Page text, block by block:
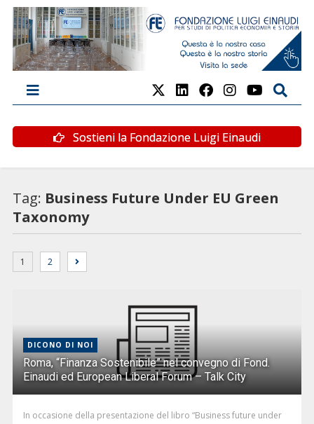
Sostieni la Fondazione Luigi Einaudi
Tag: Business Future Under EU Green
Taxonomy
1 2
DICONO DI NOI
Roma, “Finanza Sostenibile” nel convegno di Fond.
Einaudi ed European Liberal Forum – Talk City
In occasione della presentazione del libro “Business future under